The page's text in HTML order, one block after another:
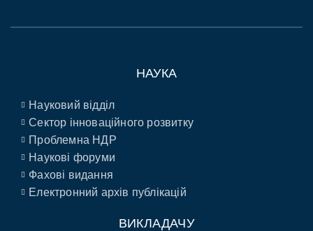
НАУКА
Науковий відділ
Сектор інноваційного розвитку
Проблемна НДР
Наукові форуми
Фахові видання
Електронний архів публікацій
ВИКЛАДАЧУ